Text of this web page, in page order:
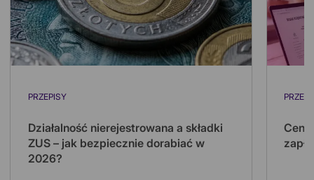
PRZEPISY
Działalność nierejestrowana a składki
ZUS – jak bezpiecznie dorabiać w
2026?